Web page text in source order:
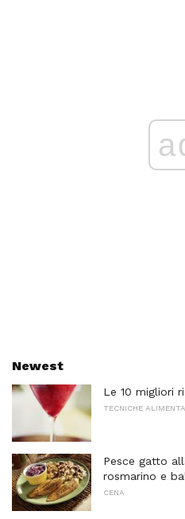
Newest
Le 10 migliori
TECNICHE
Pesce gatto
rosmarino e
CENA